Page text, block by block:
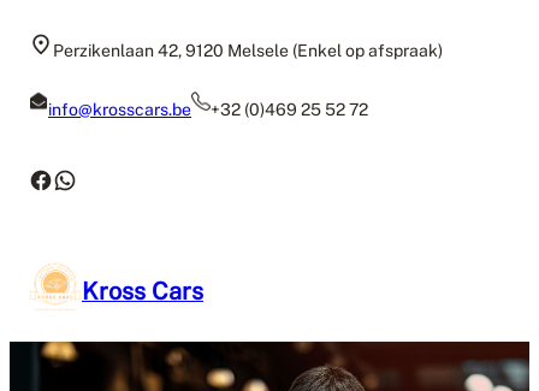
Perzikenlaan 42, 9120 Melsele (Enkel op afspraak)
info@krosscars.be +32 (0)469 25 52 72
Kross Cars